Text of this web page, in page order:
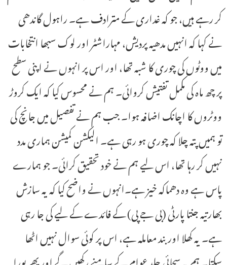
کر رہے ہیں، جو کہ غداری کے مترادف ہے۔ راہول گاندھی
نے کہا کہ انہیں مدھیہ پردیش، مہاراشٹر اور لوک سبھا انتخابات
میں ووٹوں کی چوری کا شبہ تھا، اور اس پر انہوں نے اپنی سطح
پر چھ ماہ کی مکمل تفتیش کروائی۔ ہم نے محسوس کیا کہ ایک کروڑ
ووٹروں کا اچانک اضافہ ہوا۔ جب ہم نے تفصیل میں جانچ کی
تو ہمیں پتہ چلا کہ چوری ہو رہی ہے۔ الیکشن کمیشن ہماری مدد
نہیں کر رہا تھا، اس لیے ہم نے خود تحقیق کرائی۔ جو ہمارے
پاس ہے وہ دھماکہ خیز ہے۔انہوں نے واضح کیا کہ یہ سازش
بھارتیہ جنتا پارٹی (بی جے پی) کے فائدے کے لیے کی جا رہی
ہے۔ یہ کھلا اور بند معاملہ ہے، اس پر کوئی سوال نہیں اٹھا